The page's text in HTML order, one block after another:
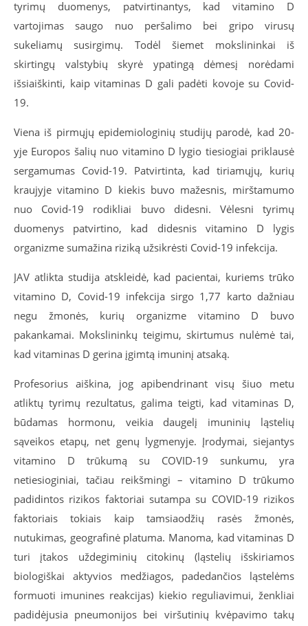
tyrimų duomenys, patvirtinantys, kad vitamino D
vartojimas saugo nuo peršalimo bei gripo virusų
sukeliamų susirgimų. Todėl šiemet mokslininkai iš
skirtingų valstybių skyrė ypatingą dėmesį norėdami
išsiaiškinti, kaip vitaminas D gali padėti kovoje su Covid-
19.
Viena iš pirmųjų epidemiologinių studijų parodė, kad 20-
yje Europos šalių nuo vitamino D lygio tiesiogiai priklausė
sergamumas Covid-19. Patvirtinta, kad tiriamųjų, kurių
kraujyje vitamino D kiekis buvo mažesnis, mirštamumo
nuo Covid-19 rodikliai buvo didesni.​ Vėlesni tyrimų
duomenys patvirtino, kad didesnis vitamino D lygis
organizme sumažina riziką užsikrėsti Covid-19 infekcija. ​
JAV atlikta studija atskleidė, kad pacientai, kuriems trūko
vitamino D, Covid-19 infekcija sirgo 1,77 karto dažniau
negu žmonės, kurių organizme vitamino D buvo
pakankamai. Mokslininkų teigimu, skirtumus nulėmė tai,
kad vitaminas D gerina įgimtą imuninį atsaką.
Profesorius aiškina, jog apibendrinant visų šiuo metu
atliktų tyrimų rezultatus, galima teigti, kad vitaminas D,
būdamas hormonu, veikia daugelį imuninių ląstelių
sąveikos etapų, net genų lygmenyje. Įrodymai, siejantys
vitamino D trūkumą su COVID-19 sunkumu, yra
netiesioginiai, tačiau reikšmingi – vitamino D trūkumo
padidintos rizikos faktoriai sutampa su COVID-19 rizikos
faktoriais tokiais kaip
tamsiaodžių rasės žmonės,
nutukimas, geografinė platuma. Manoma, kad vitaminas D
turi įtakos uždegiminių citokinų (ląstelių išskiriamos
biologiškai aktyvios medžiagos, padedančios ląstelėms
formuoti imunines reakcijas) kiekio reguliavimui, ženkliai
padidėjusia pneumonijos bei viršutinių kvėpavimo takų